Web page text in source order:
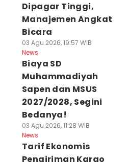
Dipagar Tinggi,
Manajemen Angkat
Bicara
03 Agu 2026, 19:57 WIB
News
Biaya SD
Muhammadiyah
Sapen dan MSUS
2027/2028, Segini
Bedanya!
03 Agu 2026, 11:28 WIB
News
Tarif Ekonomis
Pengiriman Kargo